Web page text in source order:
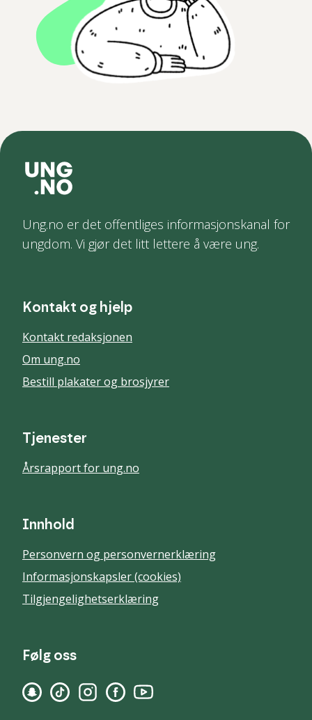
Ung.no er det offentliges informasjonskanal for
ungdom. Vi gjør det litt lettere å være ung.
Kontakt og hjelp
Kontakt redaksjonen
Om ung.no
Bestill plakater og brosjyrer
Tjenester
Årsrapport for ung.no
Innhold
Personvern og personvernerklæring
Informasjonskapsler (cookies)
Tilgjengelighetserklæring
Følg oss